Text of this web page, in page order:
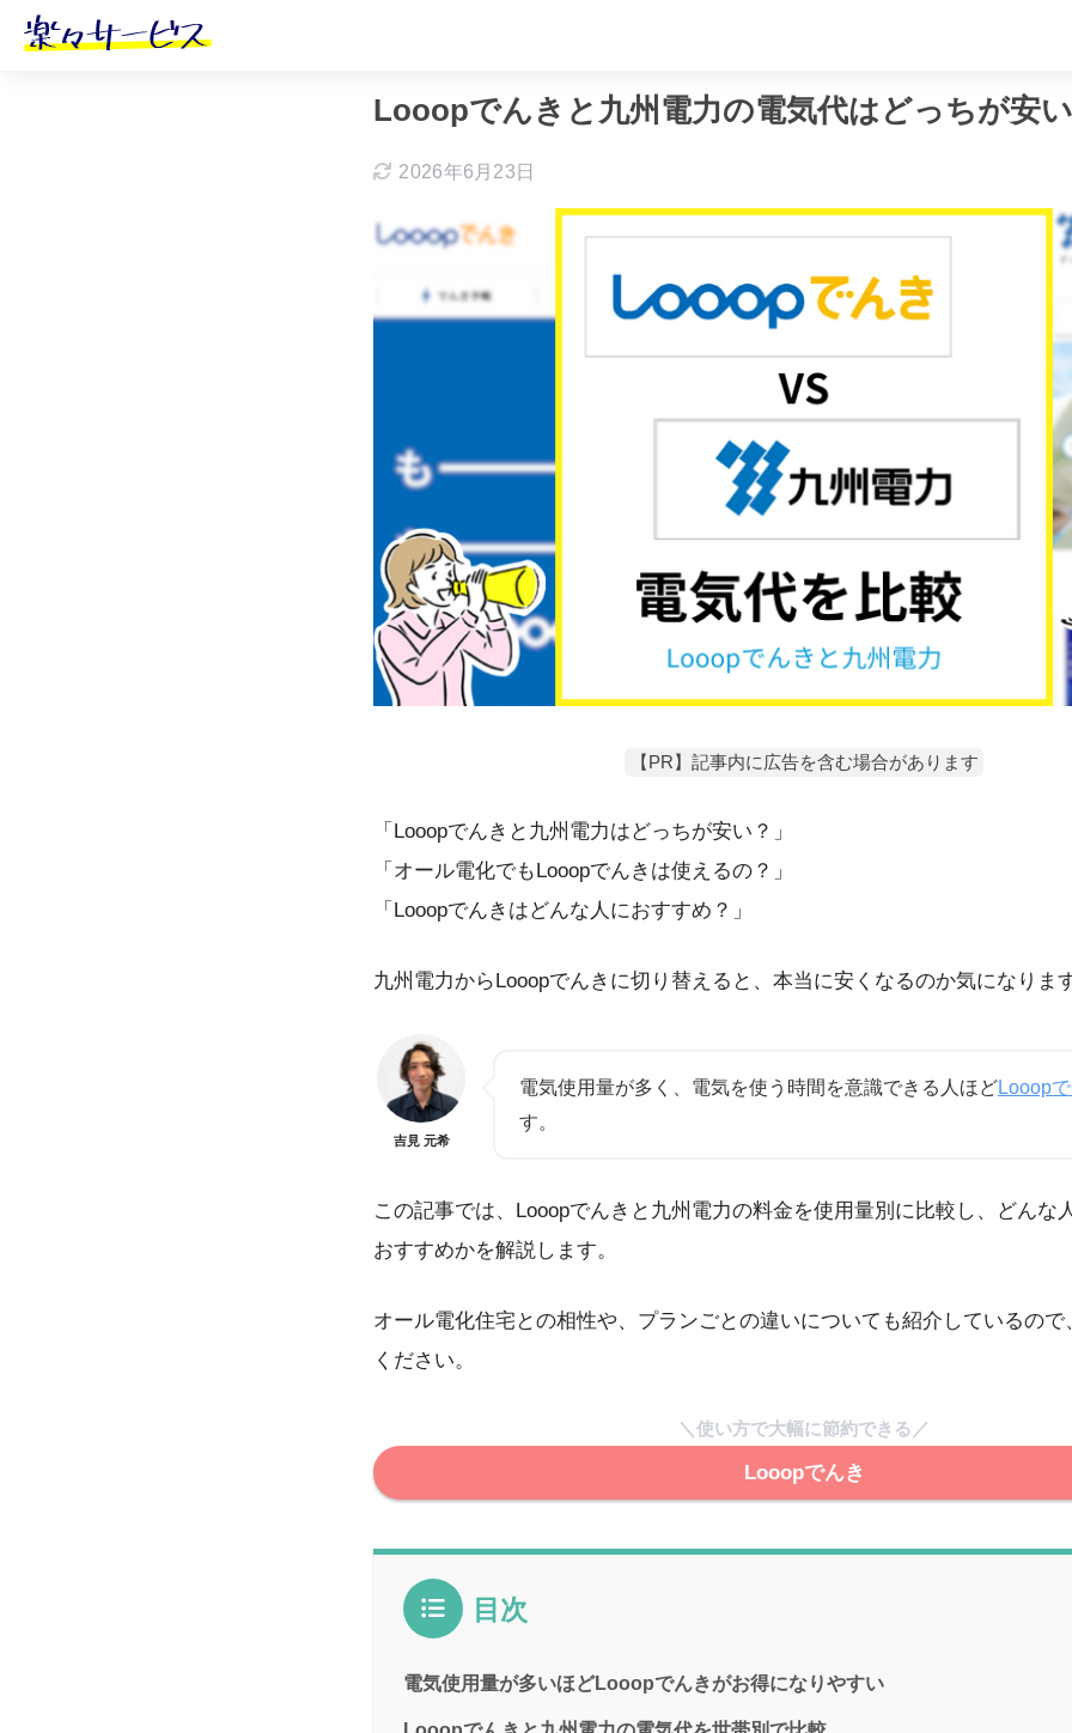
Looopでんきと九州電力の電気代はどっちが安
2026年6月23日
【PR】記事内に広告を含む場合があります
「Looopでんきと九州電力はどっちが安い？」
「オール電化でもLooopでんきは使えるの？」
「Looopでんきはどんな人におすすめ？」
九州電力からLooopでんきに切り替えると、本当に安くなるのか気になりま
吉見 元希
電気使用量が多く、電気を使う時間を意識できる人ほどLooop
す。
この記事では、Looopでんきと九州電力の料金を使用量別に比較し、どんな
おすすめかを解説します。
オール電化住宅との相性や、プランごとの違いについても紹介しているの
ください。
＼使い方で大幅に節約できる／
Looopでんき
目次
電気使用量が多いほどLooopでんきがお得になりやすい